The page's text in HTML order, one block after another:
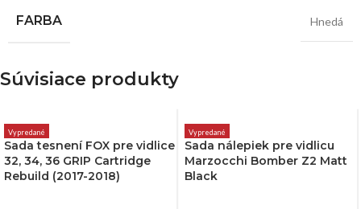
FARBA Hnedá
Súvisiace produkty
Vypredané
Sada tesnení FOX pre vidlice
32, 34, 36 GRIP Cartridge
Rebuild (2017-2018)
Vypredané
Sada nálepiek pre vidlicu
Marzocchi Bomber Z2 Matt
Black